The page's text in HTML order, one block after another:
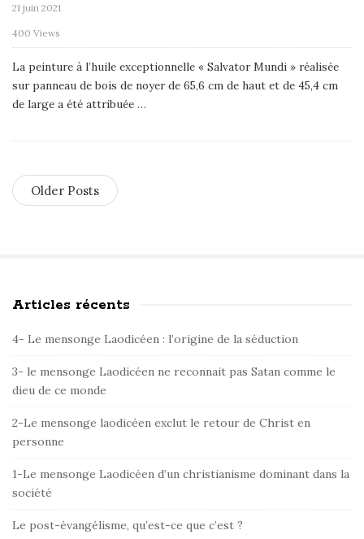
21 juin 2021
400 Views
La peinture à l’huile exceptionnelle « Salvator Mundi » réalisée
sur panneau de bois de noyer de 65,6 cm de haut et de 45,4 cm
de large a été attribuée …
Older Posts
S
e
S
i
d
b
a
r
Articles récents
4- Le mensonge Laodicéen : l’origine de la séduction
3- le mensonge Laodicéen ne reconnait pas Satan comme le
dieu de ce monde
2-Le mensonge laodicéen exclut le retour de Christ en
personne
1-Le mensonge Laodicéen d’un christianisme dominant dans la
société
Le post-évangélisme, qu’est-ce que c’est ?